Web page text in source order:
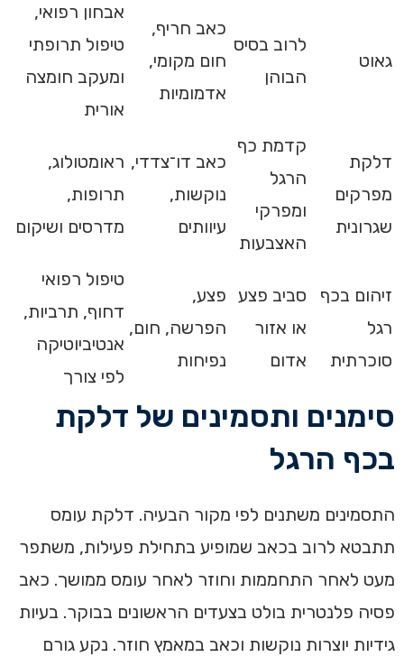
גאוט
לרוב בסיס
הבוהן
כאב חריף,
חום מקומי,
אדמומיות
אבחון רפואי,
טיפול תרופתי
ומעקב חומצה
אורית
דלקת
מפרקים
שגרונית
קדמת כף
הרגל
ומפרקי
האצבעות
כאב דו־צדדי,
נוקשות,
עיוותים
ראומטולוג,
תרופות,
מדרסים ושיקום
זיהום בכף
רגל
סוכרתית
סביב פצע
או אזור
אדום
פצע,
הפרשה, חום,
נפיחות
טיפול רפואי
דחוף, תרביות,
אנטיביוטיקה
לפי צורך
סימנים ותסמינים של דלקת
בכף הרגל
התסמינים משתנים לפי מקור הבעיה. דלקת עומס
תתבטא לרוב בכאב שמופיע בתחילת פעילות, משתפר
מעט לאחר התחממות וחוזר לאחר עומס ממושך. כאב
פסיה פלנטרית בולט בצעדים הראשונים בבוקר. בעיות
גידיות יוצרות נוקשות וכאב במאמץ חוזר. נקע גורם